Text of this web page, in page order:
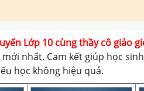
Lớp 10 cùng thầy cô giáo
nhất. Cam kết giúp học
học không hiệu quả.